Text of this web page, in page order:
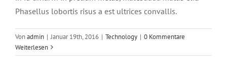
Phasellus lobortis risus a est ultrices convallis.
Vonadmin | Januar 19th, 2016 | Technology | 0 Kommentare
Weiterlesen
Integer non ligula libero